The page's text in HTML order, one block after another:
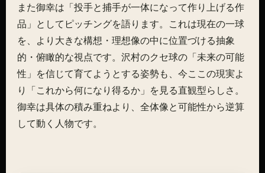
また御幸は「投手と捕手が一体になって作り上げる作
品」としてピッチングを語ります。これは現在の一球
を、より大きな構想・理想像の中に位置づける抽象
的・俯瞰的な視点です。沢村のクセ球の「未来の可能
性」を信じて育てようとする姿勢も、今ここの現実よ
り「これから何になり得るか」を見る直観型らしさ。
御幸は具体の積み重ねより、全体像と可能性から逆算
して動く人物です。